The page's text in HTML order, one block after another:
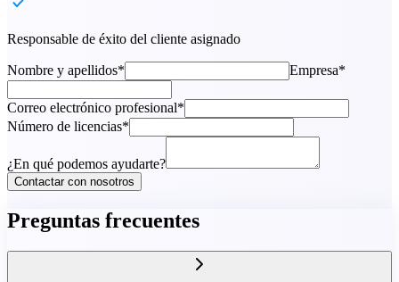
Responsable de éxito del cliente asignado
Nombre y apellidos* Empresa*
Correo electrónico profesional*
Número de licencias*
¿En qué podemos ayudarte?
Contactar con nosotros
Preguntas frecuentes